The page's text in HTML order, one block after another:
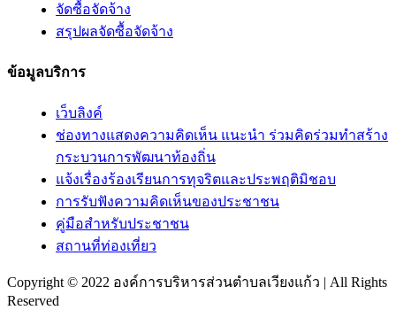
จัดซื้อจัดจ้าง
สรุปผลจัดซื้อจัดจ้าง
ข้อมูลบริการ
เว็บลิงค์
ช่องทางแสดงความคิดเห็น แนะนำ ร่วมคิดร่วมทำสร้าง
กระบวนการพัฒนาท้องถิ่น
แจ้งเรื่องร้องเรียนการทุจริตและประพฤติมิชอบ
การรับฟังความคิดเห็นของประชาชน
คู่มือสำหรับประชาชน
สถานที่ท่องเที่ยว
Copyright © 2022 องค์การบริหารส่วนตำบลเวียงแก้ว | All Rights
Reserved